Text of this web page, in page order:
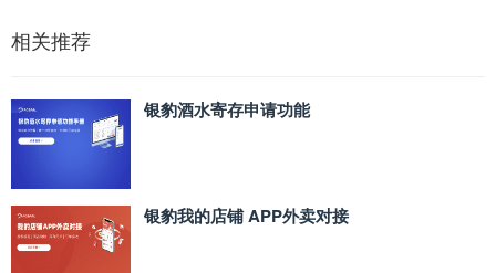
相关推荐
银豹酒水寄存申请功能
银豹我的店铺 APP外卖对接